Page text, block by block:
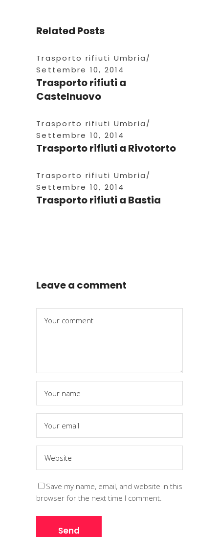
Related Posts
Trasporto rifiuti Umbria
Settembre 10, 2014
Trasporto rifiuti a
Castelnuovo
Trasporto rifiuti Umbria
Settembre 10, 2014
Trasporto rifiuti a Rivotorto
Trasporto rifiuti Umbria
Settembre 10, 2014
Trasporto rifiuti a Bastia
Leave a comment
Save my name, email, and website in this
browser for the next time I comment.